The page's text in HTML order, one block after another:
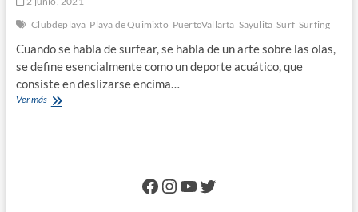
Clubdeplaya Playa de Quimixto PuertoVallarta Sayulita Surf Surfing
Cuando se habla de surfear, se habla de un arte sobre las olas,
se define esencialmente como un deporte acuático, que
consiste en deslizarse encima…
Ver másSurfear,
Facebook
Instagram
YouTube
Twitter